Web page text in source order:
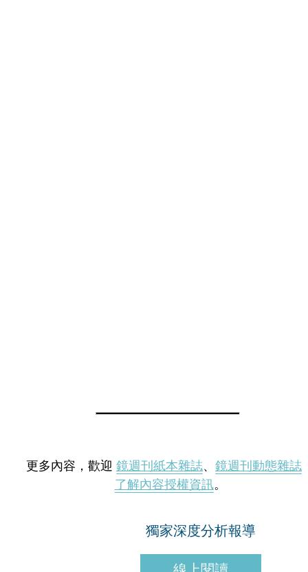
更多內容，歡迎 鏡週刊紙本雜誌、 鏡週刊動態雜誌
了解內容授權資訊。
獨家深度分析報導